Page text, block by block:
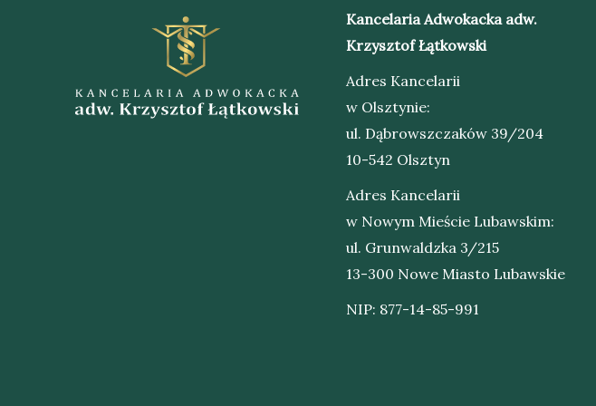
Kancelaria Adwokacka adw.
Krzysztof Łątkowski
Adres Kancelarii
w Olsztynie:
ul. Dąbrowszczaków 39/204
10-542 Olsztyn
Adres Kancelarii
w Nowym Mieście Lubawskim:
ul. Grunwaldzka 3/215
13-300 Nowe Miasto Lubawskie
NIP: 877-14-85-991